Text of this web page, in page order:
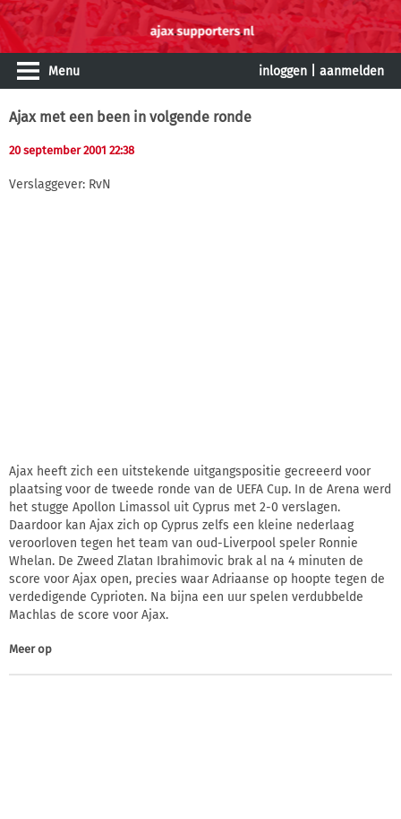
Menu inloggen aanmelden
Ajax met een been in volgende ronde
20 september 2001 22:38
Verslaggever: RvN
Ajax heeft zich een uitstekende uitgangspositie gecreeerd voor
plaatsing voor de tweede ronde van de UEFA Cup. In de Arena werd
het stugge Apollon Limassol uit Cyprus met 2-0 verslagen.
Daardoor kan Ajax zich op Cyprus zelfs een kleine nederlaag
veroorloven tegen het team van oud-Liverpool speler Ronnie
Whelan. De Zweed Zlatan Ibrahimovic brak al na 4 minuten de
score voor Ajax open, precies waar Adriaanse op hoopte tegen de
verdedigende Cyprioten. Na bijna een uur spelen verdubbelde
Machlas de score voor Ajax.
Meer op